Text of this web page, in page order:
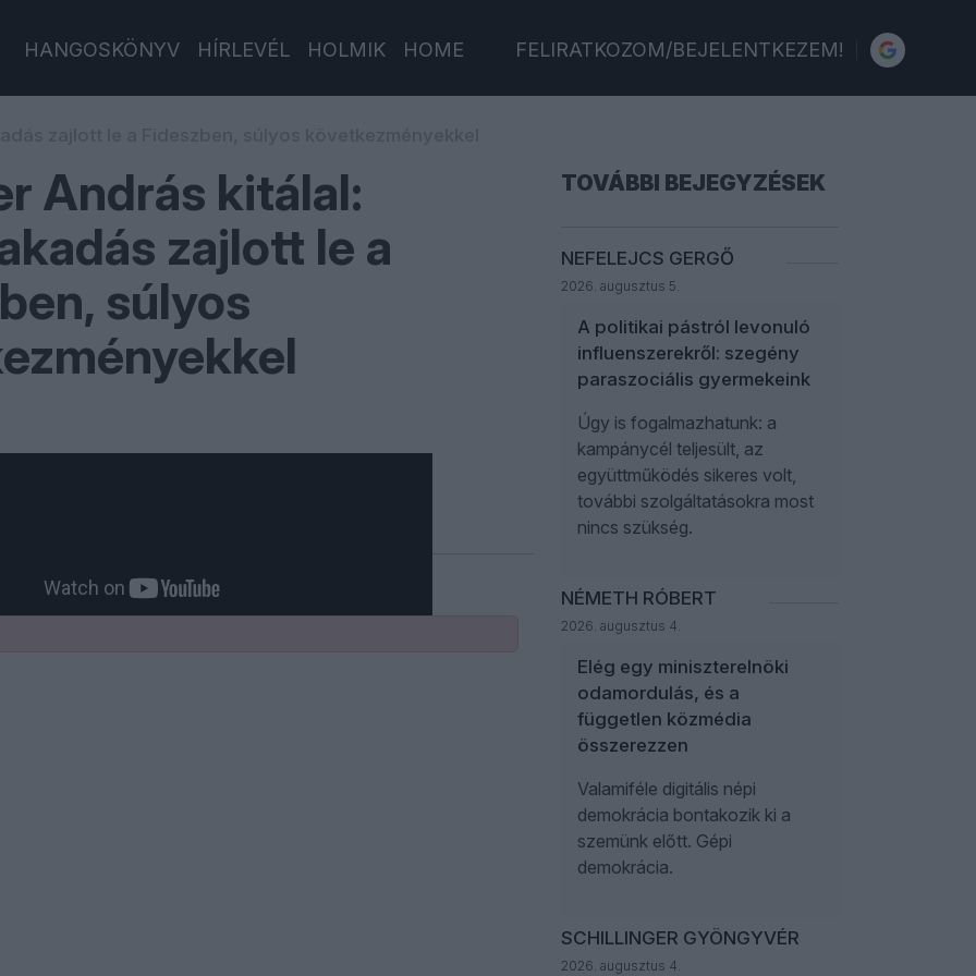
HANGOSKÖNYV HÍRLEVÉL HOLMIK HOME FELIRATKOZOM/BEJELENTKEZEM!
András kitálal:
zajlott le a
súlyos
TOVÁBBI BEJEGYZÉSEK
NEFELEJCS GERGŐ
2026. augusztus 5.
A politikai pástról levonuló
influenszerekről: szegény
paraszociális gyermekeink
Úgy is fogalmazhatunk: a
kampánycél teljesült, az
együttműködés sikeres volt,
további szolgáltatásokra most
nincs szükség.
NÉMETH RÓBERT
2026. augusztus 4.
Elég egy miniszterelnöki
odamordulás, és a
független közmédia
összerezzen
Valamiféle digitális népi
demokrácia bontakozik ki a
szemünk előtt. Gépi
demokrácia.
SCHILLINGER GYÖNGYVÉR
2026. augusztus 4.